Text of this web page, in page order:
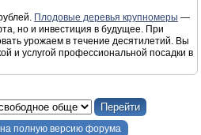
Плодовые деревья крупномеры —
но и инвестиция в будущее. При
урожаем в течение десятилетий. Вы
и услугой профессиональной посадки в
полную версию форума